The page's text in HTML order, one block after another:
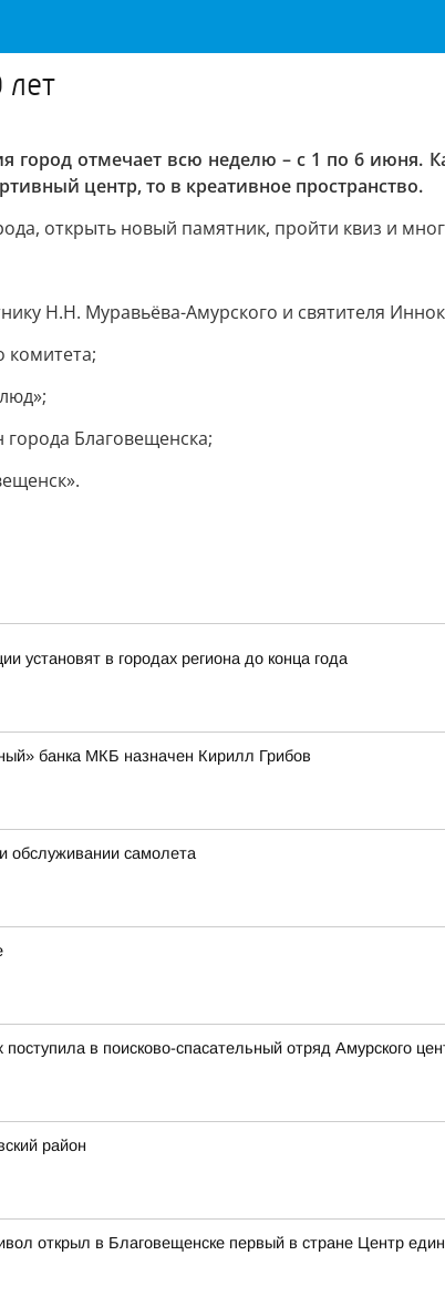
город отмечает всю неделю – с 1 по 6 июня.
центр, то в креативное пространство.
открыть новый памятник, пройти квиз и
Н.Н. Муравьёва-Амурского и святителя
комитета;
Благовещенска;
установят в городах региона до конца года
банка МКБ назначен Кирилл Грибов
обслуживании самолета
в поисково-спасательный отряд Амурского
район
открыл в Благовещенске первый в стране Центр